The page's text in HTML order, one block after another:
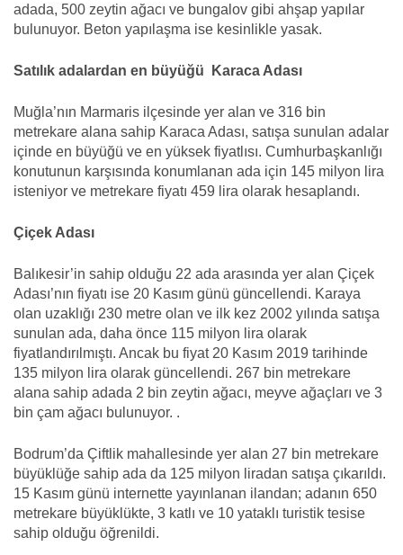
adada, 500 zeytin ağacı ve bungalov gibi ahşap yapılar
bulunuyor. Beton yapılaşma ise kesinlikle yasak.
Satılık adalardan en büyüğü Karaca Adası
Muğla’nın Marmaris ilçesinde yer alan ve 316 bin
metrekare alana sahip Karaca Adası, satışa sunulan adalar
içinde en büyüğü ve en yüksek fiyatlısı. Cumhurbaşkanlığı
konutunun karşısında konumlanan ada için 145 milyon lira
isteniyor ve metrekare fiyatı 459 lira olarak hesaplandı.
Çiçek Adası
Balıkesir’in sahip olduğu 22 ada arasında yer alan Çiçek
Adası’nın fiyatı ise 20 Kasım günü güncellendi. Karaya
olan uzaklığı 230 metre olan ve ilk kez 2002 yılında satışa
sunulan ada, daha önce 115 milyon lira olarak
fiyatlandırılmıştı. Ancak bu fiyat 20 Kasım 2019 tarihinde
135 milyon lira olarak güncellendi. 267 bin metrekare
alana sahip adada 2 bin zeytin ağacı, meyve ağaçları ve 3
bin çam ağacı bulunuyor. .
Bodrum’da Çiftlik mahallesinde yer alan 27 bin metrekare
büyüklüğe sahip ada da 125 milyon liradan satışa çıkarıldı.
15 Kasım günü internette yayınlanan ilandan; adanın 650
metrekare büyüklükte, 3 katlı ve 10 yataklı turistik tesise
sahip olduğu öğrenildi.